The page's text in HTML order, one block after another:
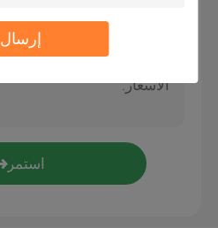
إرسال
مجلس مزدوج مطلي
مجلس تجليد الكتاب